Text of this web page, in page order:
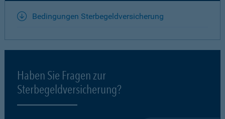
Bedingungen Sterbegeldversicherung
Haben Sie Fragen zur
Sterbegeldversicherung?